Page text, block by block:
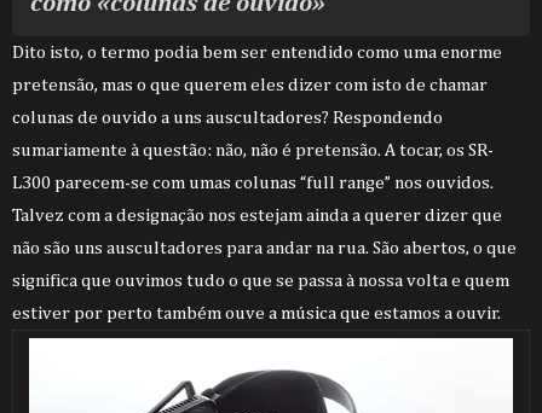
Dito isto, o termo podia bem ser entendido como uma enorme
pretensão, mas o que querem eles dizer com isto de chamar
colunas de ouvido a uns auscultadores? Respondendo
sumariamente à questão: não, não é pretensão. A tocar, os SR-
L300 parecem-se com umas colunas “full range” nos ouvidos.
Talvez com a designação nos estejam ainda a querer dizer que
não são uns auscultadores para andar na rua. São abertos, o que
significa que ouvimos tudo o que se passa à nossa volta e quem
estiver por perto também ouve a música que estamos a ouvir.